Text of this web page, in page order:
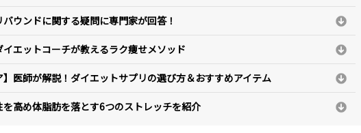
ウンドに関する疑問に専門家が回答！
イエットコーチが教えるラク痩せメソッド
】医師が解説！ダイエットサプリの選び方＆おすすめアイテム
を高め体脂肪を落とす6つのストレッチを紹介